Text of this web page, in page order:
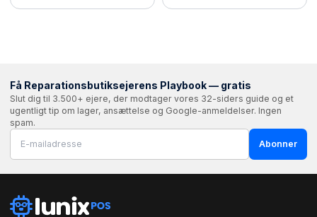
Få Reparationsbutiksejerens Playbook — gratis
Slut dig til 3.500+ ejere, der modtager vores 32-siders guide og et
ugentligt tip om lager, ansættelse og Google-anmeldelser. Ingen
spam.
Abonner